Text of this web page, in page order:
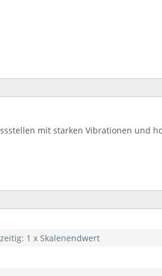
mit starken Vibrationen und
1 x Skalenendwert